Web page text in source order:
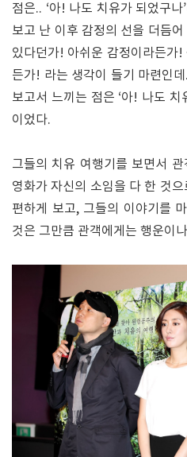
점은.. ‘아! 나도 치유가 되었구
보고 난 이후 감정의 선을 더듬
있다던가! 아쉬운 감정이라든가
든가! 라는 생각이 들기 마련인
보고서 느끼는 점은 ‘아! 나도 치
이었다.
그들의 치유 여행기를 보면서
영화가 자신의 소임을 다 한 것
편하게 보고, 그들의 이야기를
것은 그만큼 관객에게는 행운이